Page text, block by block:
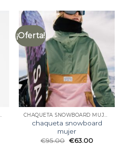
¡Oferta!
chaqueta snowboard
mujer
€95.00 €63.00